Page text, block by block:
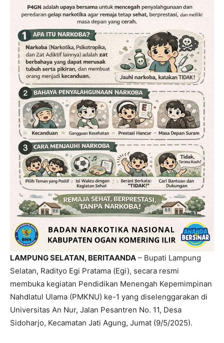
LAMPUNG SELATAN, BERITAANDA – Bupati Lampung
Selatan, Radityo Egi Pratama (Egi), secara resmi
membuka kegiatan Pendidikan Menengah Kepemimpinan
Nahdlatul Ulama (PMKNU) ke-1 yang diselenggarakan di
Universitas An Nur, Jalan Pesantren No. 11, Desa
Sidoharjo, Kecamatan Jati Agung, Jumat (9/5/2025).